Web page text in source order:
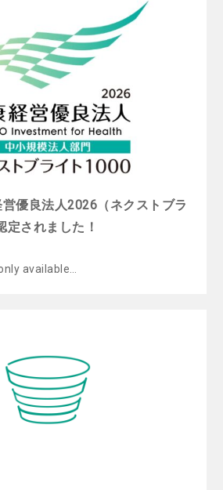
優良法人2026（ネクストブラ
定されました！
available…